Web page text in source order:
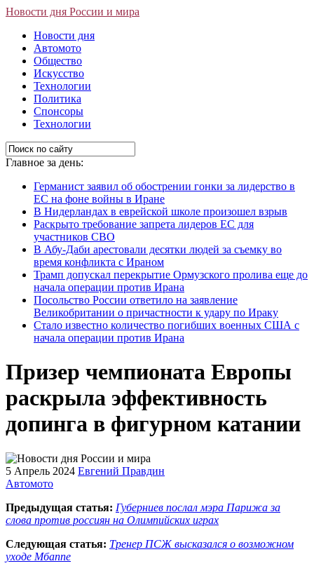
Новости дня России и мира
Новости дня
Автомото
Общество
Искусство
Технологии
Политика
Спонсоры
Технологии
Главное за день:
Германист заявил об обострении гонки за лидерство в
ЕС на фоне войны в Иране
В Нидерландах в еврейской школе произошел взрыв
Раскрыто требование запрета лидеров ЕС для
участников СВО
В Абу-Даби арестовали десятки людей за съемку во
время конфликта с Ираном
Трамп допускал перекрытие Ормузского пролива еще до
начала операции против Ирана
Посольство России ответило на заявление
Великобритании о причастности к удару по Ираку
Стало известно количество погибших военных США с
начала операции против Ирана
Призер чемпионата Европы
раскрыла эффективность
допинга в фигурном катании
5 Апрель 2024 Евгений Правдин
Автомото
Предыдущая статья: Губерниев послал мэра Парижа за
слова против россиян на Олимпийских играх
Следующая статья: Тренер ПСЖ высказался о возможном
уходе Мбаппе